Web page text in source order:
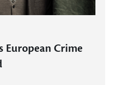
European Crime